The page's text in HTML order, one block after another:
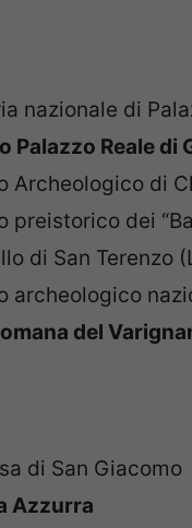
nazionale di
Palazzo Reale di
Archeologico di
preistorico dei
di San Terenzo
archeologico
del
di San Giacomo
Azzurra